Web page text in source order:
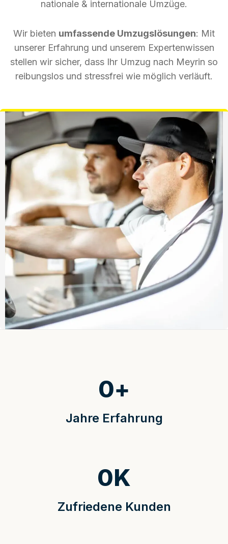
nationale & internationale Umzüge.
Wir bieten umfassende Umzugslösungen: Mit
unserer Erfahrung und unserem Expertenwissen
stellen wir sicher, dass Ihr Umzug nach Meyrin so
reibungslos und stressfrei wie möglich verläuft.
Jahre Erfahrung
0+
Zufriedene Kunden
0K